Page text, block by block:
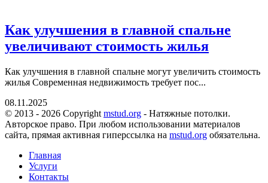
Как улучшения в главной спальне
увеличивают стоимость жилья
Как улучшения в главной спальне могут увеличить стоимость
жилья Современная недвижимость требует пос...
08.11.2025
© 2013 - 2026 Copyright mstud.org - Натяжные потолки.
Авторское право. При любом использовании материалов
сайта, прямая активная гиперссылка на mstud.org обязательна.
Главная
Услуги
Контакты